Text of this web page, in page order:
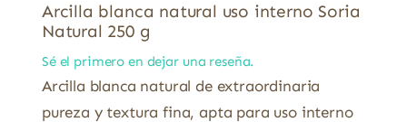
Arcilla blanca natural uso interno Soria
Natural 250 g
Sé el primero en dejar una reseña.
Arcilla blanca natural de extraordinaria
pureza y textura fina, apta para uso interno